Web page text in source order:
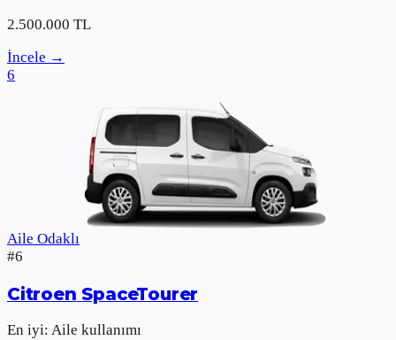
2.500.000 TL
İncele →
6
Aile Odaklı
#6
Citroen SpaceTourer
En iyi: Aile kullanımı